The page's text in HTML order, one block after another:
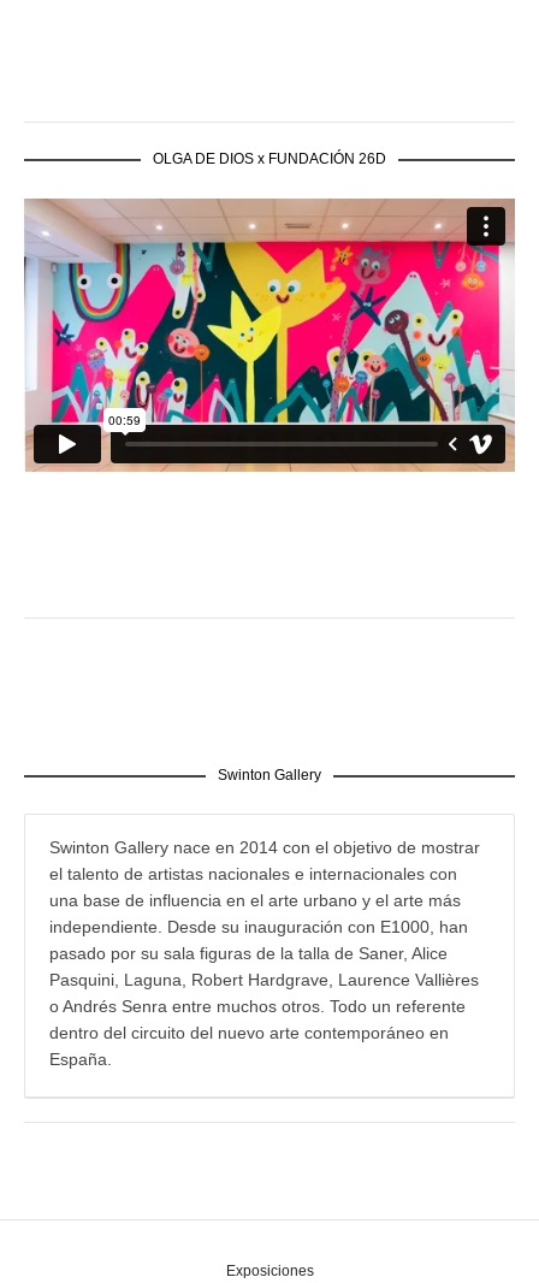
OLGA DE DIOS x FUNDACIÓN 26D
Swinton Gallery
Swinton Gallery nace en 2014 con el objetivo de mostrar
el talento de artistas nacionales e internacionales con
una base de influencia en el arte urbano y el arte más
independiente. Desde su inauguración con E1000, han
pasado por su sala figuras de la talla de Saner, Alice
Pasquini, Laguna, Robert Hardgrave, Laurence Vallières
o Andrés Senra entre muchos otros. Todo un referente
dentro del circuito del nuevo arte contemporáneo en
España.
Exposiciones